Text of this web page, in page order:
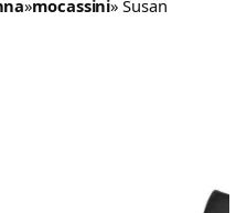
»mocassini» Susan